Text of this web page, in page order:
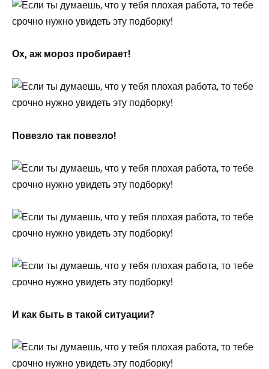
Ох, аж мороз пробирает!
Повезло так повезло!
И как быть в такой ситуации?